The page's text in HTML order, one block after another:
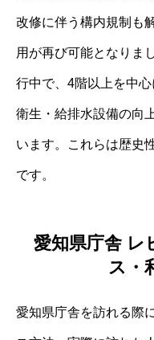
改修に伴う構内規制も
用が再び可能となりま
行中で、4階以上を中心
衛生・給排水設備の向
います。これらは歴史
です。
愛知県庁舎 レ
ス・
愛知県庁舎を訪れる際